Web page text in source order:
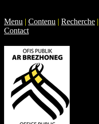
Menu | Contenu | Recherche |
Contact